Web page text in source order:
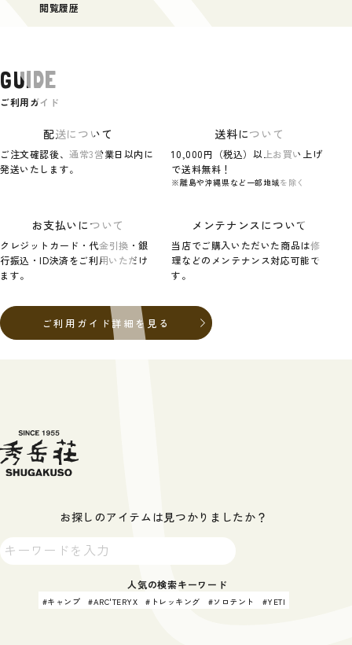
閲覧履歴
GUIDE
ご利用ガイド
配送について
ご注文確認後、通常3営業日以内に
発送いたします。
送料について
10,000円（税込）以上お買い上げ
で送料無料！
※離島や沖縄県など一部地域を除く
お支払いについて
クレジットカード・代金引換・銀
行振込・ID決済をご利用いただけ
ます。
メンテナンスについて
当店でご購入いただいた商品は修
理などのメンテナンス対応可能で
す。
ご利用ガイド詳細を見る
お探しのアイテムは見つかりましたか？
人気の検索キーワード
キャンプ ARC'TERYX トレッキング ソロテント YETI